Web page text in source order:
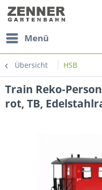
Menü
Übersicht HSB
Train Reko-
rot, TB,